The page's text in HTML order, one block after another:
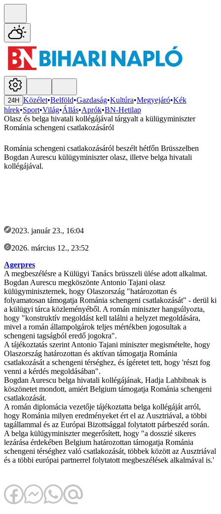
24H Közélet•Belföld•Gazdaság•Kultúra•Megyejáró•Kék
hírek•Sport•Világ•Állás•Aprók•BN-Hetilap
Olasz és belga hivatali kollégájával tárgyalt a külügyminiszter
Románia schengeni csatlakozásáról
Románia schengeni csatlakozásáról beszélt hétfőn Brüsszelben
Bogdan Aurescu külügyminiszter olasz, illetve belga hivatali
kollégájával.
2023. január 23., 16:04
2026. március 12., 23:52
Agerpres
A megbeszélésre a Külügyi Tanács brüsszeli ülése adott alkalmat.
Bogdan Aurescu megköszönte Antonio Tajani olasz
külügyminiszternek, hogy Olaszország "határozottan és
folyamatosan támogatja Románia schengeni csatlakozását" - derül ki
a külügyi tárca közleményéből. A román miniszter hangsúlyozta,
hogy "konstruktív megoldást kell találni a helyzet megoldására,
mivel a román állampolgárok teljes mértékben jogosultak a
schengeni tagságból eredő jogokra".
A tájékoztatás szerint Antonio Tajani miniszter megismételte, hogy
Olaszország határozottan és aktívan támogatja Románia
csatlakozását a schengeni térséghez, és ígéretet tett, hogy 'részt fog
venni a kérdés megoldásában".
Bogdan Aurescu belga hivatali kollégájának, Hadja Lahbibnak is
köszönetet mondott, amiért Belgium támogatja Románia schengeni
csatlakozását.
A román diplomácia vezetője tájékoztatta belga kollégáját arról,
hogy Románia milyen eredményeket ért el az Ausztriával, a többi
tagállammal és az Európai Bizottsággal folytatott párbeszéd során.
A belga külügyminiszter megerősített, hogy "a dosszié sikeres
lezárása érdekében Belgium határozottan támogatja Románia
schengeni térséghez való csatlakozását, többek között az Ausztriával
és a többi európai partnerrel folytatott megbeszélések alkalmával is.'